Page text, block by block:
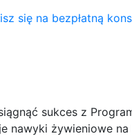
się na bezpłatną
sukces z
nawyki żywieniowe na